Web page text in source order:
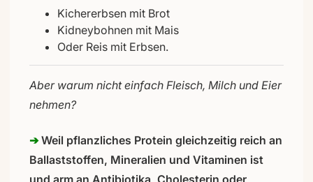
Kichererbsen mit Brot
Kidneybohnen mit Mais
Oder Reis mit Erbsen.
Aber warum nicht einfach Fleisch, Milch und Eier
nehmen?
➔Weil pflanzliches Protein gleichzeitig reich an
Ballaststoffen, Mineralien und Vitaminen ist
und arm an Antibiotika, Cholesterin oder